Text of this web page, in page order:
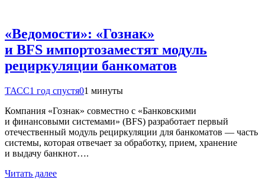
«Ведомости»: «Гознак»
и BFS импортозаместят модуль
рециркуляции банкоматов
ТАСС1 год спустя01 минуты
Компания «Гознак» совместно с «Банковскими
и финансовыми системами» (BFS) разработает первый
отечественный модуль рециркуляции для банкоматов — часть
системы, которая отвечает за обработку, прием, хранение
и выдачу банкнот….
Читать далее